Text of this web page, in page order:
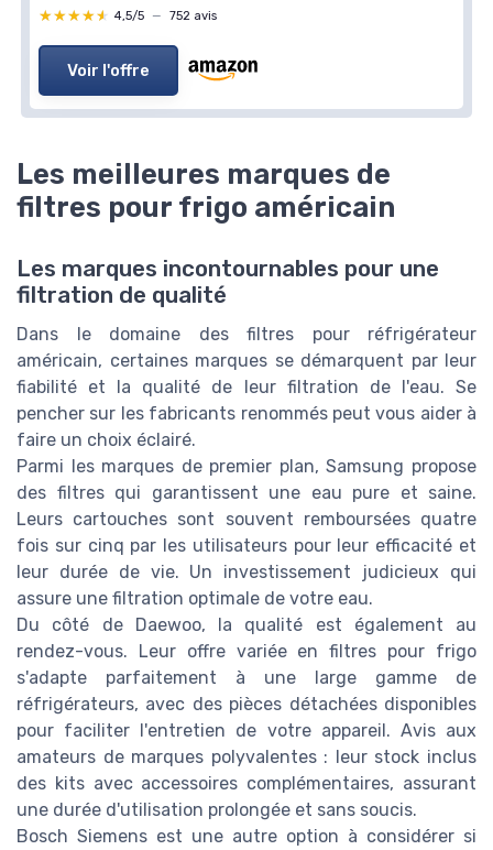
★★★★★
★★★★★ 4,5/5 — 752 avis
Voir l'offre
Les meilleures marques de
filtres pour frigo américain
Les marques incontournables pour une
filtration de qualité
Dans le domaine des filtres pour réfrigérateur
américain, certaines marques se démarquent par leur
fiabilité et la qualité de leur filtration de l'eau. Se
pencher sur les fabricants renommés peut vous aider à
faire un choix éclairé.
Parmi les marques de premier plan, Samsung propose
des filtres qui garantissent une eau pure et saine.
Leurs cartouches sont souvent remboursées quatre
fois sur cinq par les utilisateurs pour leur efficacité et
leur durée de vie. Un investissement judicieux qui
assure une filtration optimale de votre eau.
Du côté de Daewoo, la qualité est également au
rendez-vous. Leur offre variée en filtres pour frigo
s'adapte parfaitement à une large gamme de
réfrigérateurs, avec des pièces détachées disponibles
pour faciliter l'entretien de votre appareil. Avis aux
amateurs de marques polyvalentes : leur stock inclus
des kits avec accessoires complémentaires, assurant
une durée d'utilisation prolongée et sans soucis.
Bosch Siemens est une autre option à considérer si